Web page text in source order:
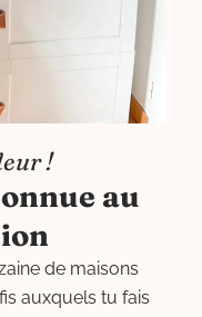
!
au
de maisons
auxquels tu fais